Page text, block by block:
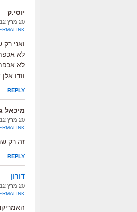
יוסי.ק
20 מרץ 2012 at 21:04
ואני
לא
לא
וודו
REPLY
מיכאל
20 מרץ 2012 at 21:41
זה רק
REPLY
דורון
20 מרץ 2012 at 21:46